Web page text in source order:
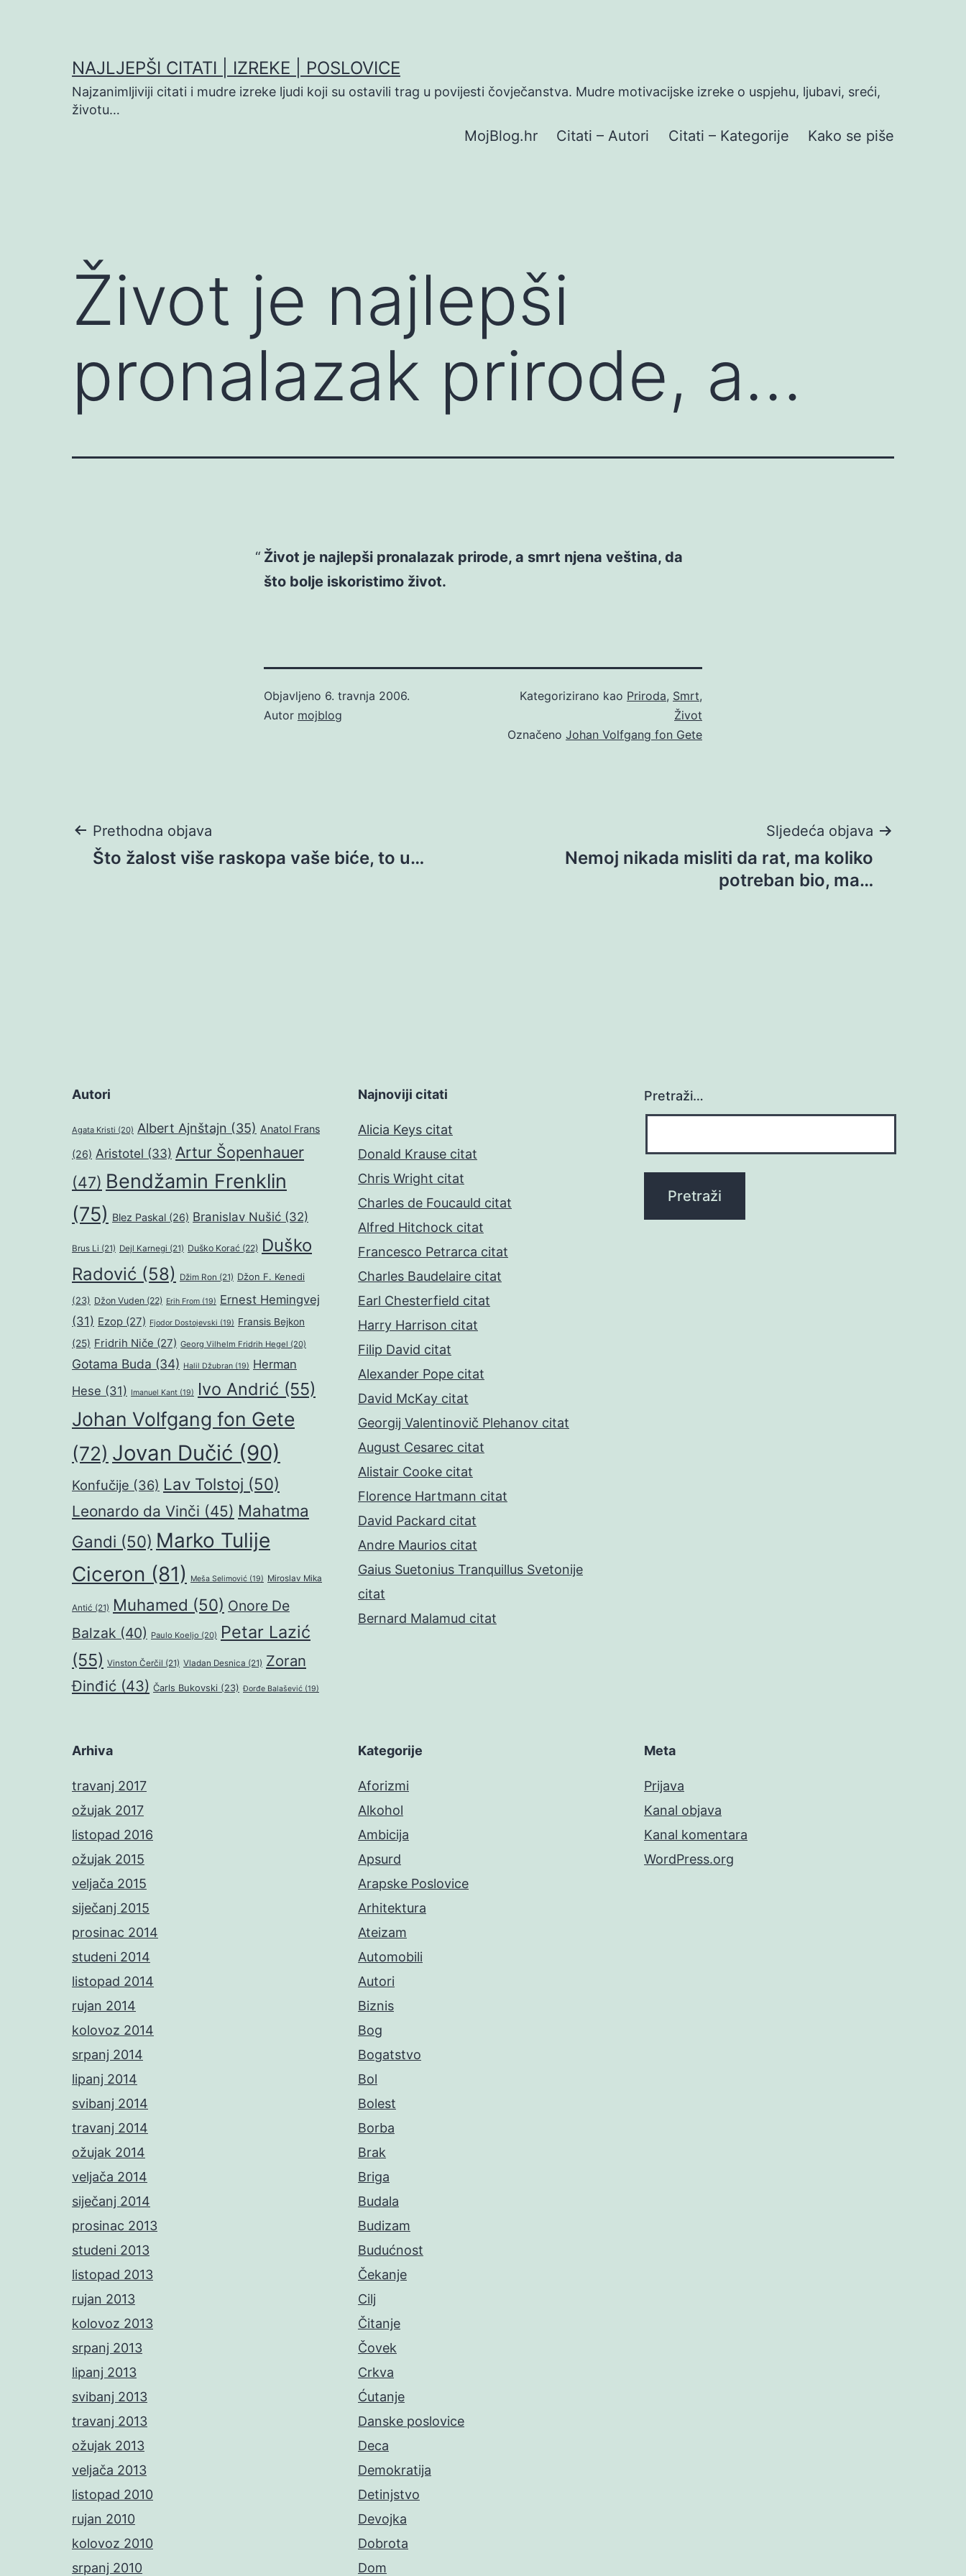
NAJLJEPŠI CITATI | IZREKE | POSLOVICE
Najzanimljiviji citati i mudre izreke ljudi koji su ostavili trag u povijesti čovječanstva. Mudre motivacijske izreke o uspjehu, ljubavi, sreći,
životu…
MojBlog.hr Citati – Autori Citati – Kategorije Kako se piše
Život je najlepši
pronalazak prirode, a…
Život je najlepši pronalazak prirode, a smrt njena veština, da
što bolje iskoristimo život.
Objavljeno 6. travnja 2006.
Autor mojblog
Kategorizirano kao Priroda, Smrt,
Život
Označeno Johan Volfgang fon Gete
Navigacija
Prethodna objava
Što žalost više raskopa vaše biće, to u…
Sljedeća objava
Nemoj nikada misliti da rat, ma koliko
potreban bio, ma…
Autori
Agata Kristi (20) Albert Ajnštajn (35) Anatol Frans
(26) Aristotel (33) Artur Šopenhauer
(47) Bendžamin Frenklin
(75) Blez Paskal (26) Branislav Nušić (32)
Brus Li (21) Dejl Karnegi (21) Duško Korać (22) Duško
Radović (58) Džim Ron (21) Džon F. Kenedi
(23) Džon Vuden (22) Erih From (19) Ernest Hemingvej
(31) Ezop (27) Fjodor Dostojevski (19) Fransis Bejkon
(25) Fridrih Niče (27) Georg Vilhelm Fridrih Hegel (20)
Gotama Buda (34) Halil Džubran (19) Herman
Hese (31) Imanuel Kant (19) Ivo Andrić (55)
Johan Volfgang fon Gete
(72) Jovan Dučić (90)
Konfučije (36) Lav Tolstoj (50)
Leonardo da Vinči (45) Mahatma
Gandi (50) Marko Tulije
Ciceron (81) Meša Selimović (19) Miroslav Mika
Antić (21) Muhamed (50) Onore De
Balzak (40) Paulo Koeljo (20) Petar Lazić
(55) Vinston Čerčil (21) Vladan Desnica (21) Zoran
Đinđić (43) Čarls Bukovski (23) Đorđe Balašević (19)
Najnoviji citati
Alicia Keys citat
Donald Krause citat
Chris Wright citat
Charles de Foucauld citat
Alfred Hitchock citat
Francesco Petrarca citat
Charles Baudelaire citat
Earl Chesterfield citat
Harry Harrison citat
Filip David citat
Alexander Pope citat
David McKay citat
Georgij Valentinovič Plehanov citat
August Cesarec citat
Alistair Cooke citat
Florence Hartmann citat
David Packard citat
Andre Maurios citat
Gaius Suetonius Tranquillus Svetonije
citat
Bernard Malamud citat
Pretraži…
Arhiva
travanj 2017
ožujak 2017
listopad 2016
ožujak 2015
veljača 2015
siječanj 2015
prosinac 2014
studeni 2014
listopad 2014
rujan 2014
kolovoz 2014
srpanj 2014
lipanj 2014
svibanj 2014
travanj 2014
ožujak 2014
veljača 2014
siječanj 2014
prosinac 2013
studeni 2013
listopad 2013
rujan 2013
kolovoz 2013
srpanj 2013
lipanj 2013
svibanj 2013
travanj 2013
ožujak 2013
veljača 2013
listopad 2010
rujan 2010
kolovoz 2010
srpanj 2010
Kategorije
Aforizmi
Alkohol
Ambicija
Apsurd
Arapske Poslovice
Arhitektura
Ateizam
Automobili
Autori
Biznis
Bog
Bogatstvo
Bol
Bolest
Borba
Brak
Briga
Budala
Budizam
Budućnost
Čekanje
Cilj
Čitanje
Čovek
Crkva
Ćutanje
Danske poslovice
Deca
Demokratija
Detinjstvo
Devojka
Dobrota
Dom
Meta
Prijava
Kanal objava
Kanal komentara
WordPress.org